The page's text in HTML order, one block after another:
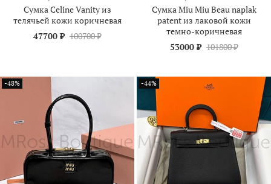
Сумка Celine Vanity из
телячьей кожи коричневая
47700 ₽ 100700 ₽
Сумка Miu Miu Beau naplak
patent из лаковой кожи
темно-коричневая
53000 ₽ 101800 ₽
-48% -44%